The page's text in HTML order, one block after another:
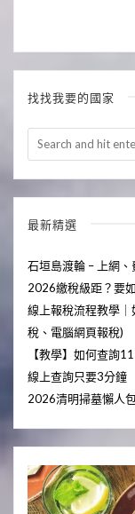
找找我要的國家
最新精選
石垣島渡輪 – 上網
2026繳稅級距？要
線上報稅流程教學
稅、電腦網頁報稅)
【教學】如何查詢
線上查詢只要3分鐘
2026清明掃墓懶人